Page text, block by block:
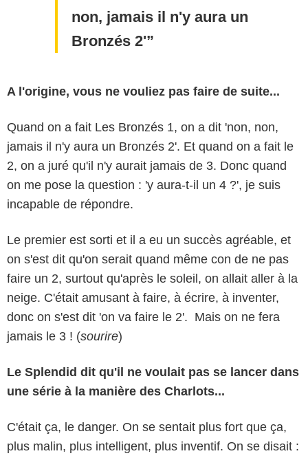
non, jamais il n'y aura un
Bronzés 2'
A l'origine, vous ne vouliez pas faire de suite...
Quand on a fait Les Bronzés 1, on a dit 'non, non,
jamais il n'y aura un Bronzés 2'. Et quand on a fait le
2, on a juré qu'il n'y aurait jamais de 3. Donc quand
on me pose la question : 'y aura-t-il un 4 ?', je suis
incapable de répondre.
Le premier est sorti et il a eu un succès agréable, et
on s'est dit qu'on serait quand même con de ne pas
faire un 2, surtout qu'après le soleil, on allait aller à la
neige. C'était amusant à faire, à écrire, à inventer,
donc on s'est dit 'on va faire le 2'. Mais on ne fera
jamais le 3 ! (sourire)
Le Splendid dit qu'il ne voulait pas se lancer dans
une série à la manière des Charlots...
C'était ça, le danger. On se sentait plus fort que ça,
plus malin, plus intelligent, plus inventif. On se disait :